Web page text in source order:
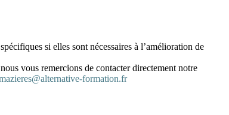
si elles sont nécessaires à l’amélioration de
vous remercions de contacter directement notre
formation.fr